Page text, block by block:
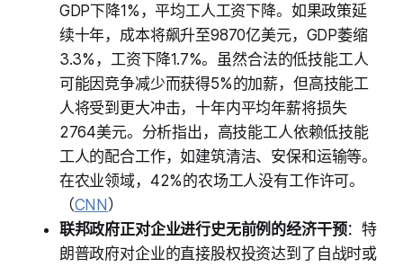
GDP下降1%，平均工人工资下降。如果政策延
续十年，成本将飙升至9870亿美元，GDP萎缩
3.3%，工资下降1.7%。虽然合法的低技能工人
可能因竞争减少而获得5%的加薪，但高技能工
人将受到更大冲击，十年内平均年薪将损失
2764美元。分析指出，高技能工人依赖低技能
工人的配合工作，如建筑清洁、安保和运输等。
在农业领域，42%的农场工人没有工作许可。
（CNN）
联邦政府正对企业进行史无前例的经济干预：特
朗普政府对企业的直接股权投资达到了自战时或